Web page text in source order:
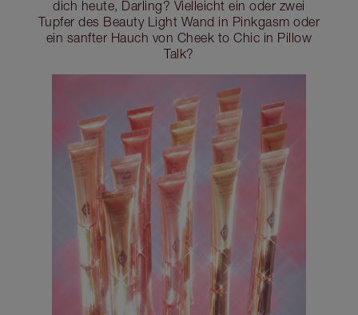
dich heute, Darling? Vielleicht ein oder zwei
Tupfer des Beauty Light Wand in Pinkgasm oder
ein sanfter Hauch von Cheek to Chic in Pillow
Talk?